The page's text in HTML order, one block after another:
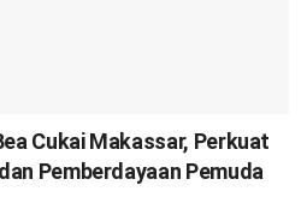
Cukai Makassar, Perkuat
Pemberdayaan Pemuda